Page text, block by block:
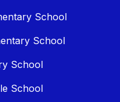
School
School
School
School